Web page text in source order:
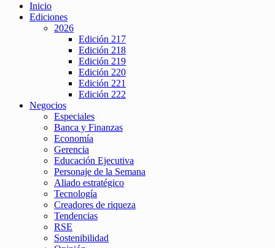
Inicio
Ediciones
2026
Edición 217
Edición 218
Edición 219
Edición 220
Edición 221
Edición 222
Negocios
Especiales
Banca y Finanzas
Economía
Gerencia
Educación Ejecutiva
Personaje de la Semana
Aliado estratégico
Tecnología
Creadores de riqueza
Tendencias
RSE
Sostenibilidad